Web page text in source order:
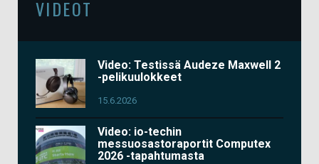
VIDEOT
Video: Testissä Audeze Maxwell 2
-pelikuulokkeet
15.6.2026
Video: io-techin
messuosastoraportit Computex
2026 -tapahtumasta